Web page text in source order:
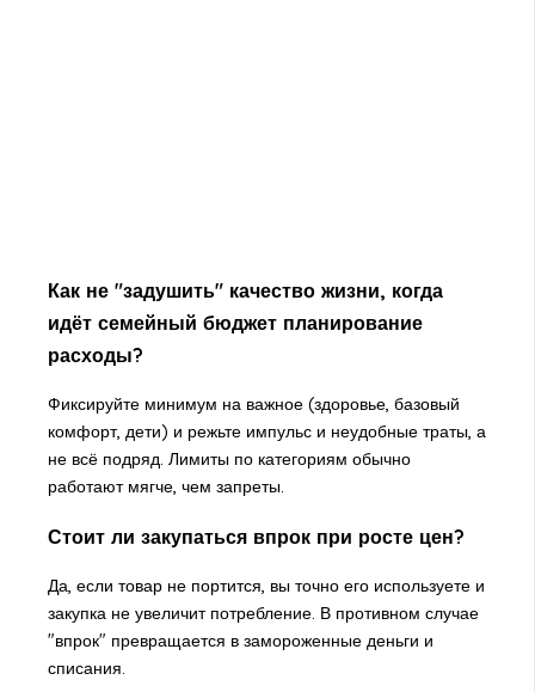
Как не "задушить" качество жизни, когда
идёт семейный бюджет планирование
расходы?
Фиксируйте минимум на важное (здоровье, базовый
комфорт, дети) и режьте импульс и неудобные траты, а
не всё подряд. Лимиты по категориям обычно
работают мягче, чем запреты.
Стоит ли закупаться впрок при росте цен?
Да, если товар не портится, вы точно его используете и
закупка не увеличит потребление. В противном случае
"впрок" превращается в замороженные деньги и
списания.